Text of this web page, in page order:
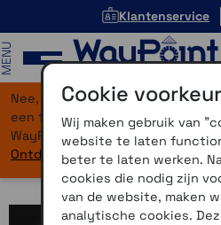
Klantenservice
Nee, je bent niet verdwaald!
een flinke upgrade gekregen.
WayPoint-service, maar dan in
Ontdek hier wat er allemaal
Cookie
Wij maken gebruik van
website te laten
beter te laten werken.
cookies die nodig zijn
van de website, maken
analytische cookies.